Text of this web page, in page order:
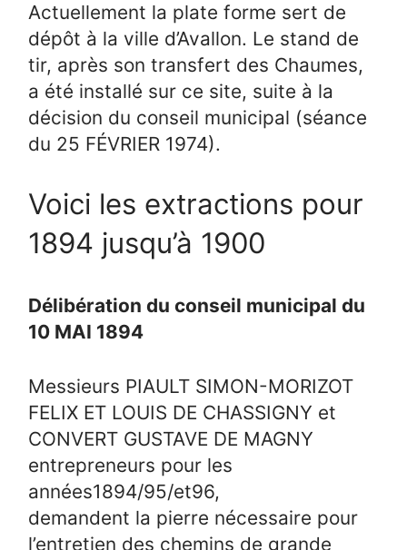
Actuellement la plate forme sert de
dépôt à la ville d’Avallon. Le stand de
tir, après son transfert des Chaumes,
a été installé sur ce site, suite à la
décision du conseil municipal (séance
du 25 FÉVRIER 1974).
Voici les extractions pour
1894 jusqu’à 1900
Délibération du conseil municipal du
10 MAI 1894
Messieurs PIAULT SIMON-MORIZOT
FELIX ET LOUIS DE CHASSIGNY et
CONVERT GUSTAVE DE MAGNY
entrepreneurs pour les
années1894/95/et96,
demandent la pierre nécessaire pour
l’entretien des chemins de grande